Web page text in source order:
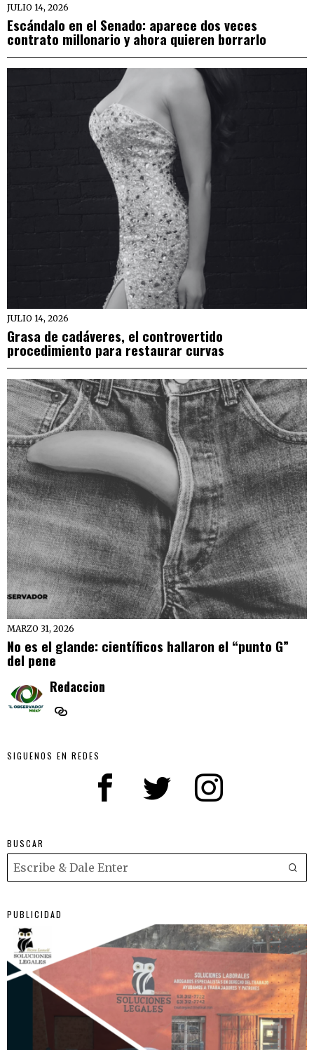
JULIO 14, 2026
Escándalo en el Senado: aparece dos veces
contrato millonario y ahora quieren borrarlo
JULIO 14, 2026
Grasa de cadáveres, el controvertido
procedimiento para restaurar curvas
MARZO 31, 2026
No es el glande: científicos hallaron el “punto G”
del pene
Redaccion
SIGUENOS EN REDES
BUSCAR
PUBLICIDAD